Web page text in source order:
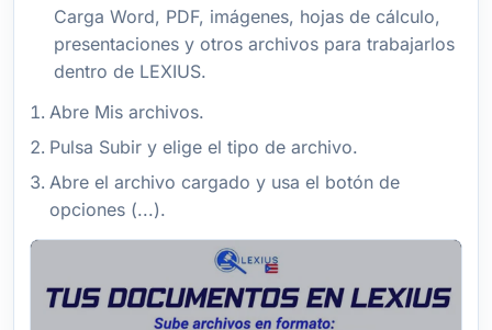
Carga Word, PDF, imágenes, hojas de cálculo,
presentaciones y otros archivos para trabajarlos
dentro de LEXIUS.
Abre Mis archivos.
Pulsa Subir y elige el tipo de archivo.
Abre el archivo cargado y usa el botón de
opciones (...).